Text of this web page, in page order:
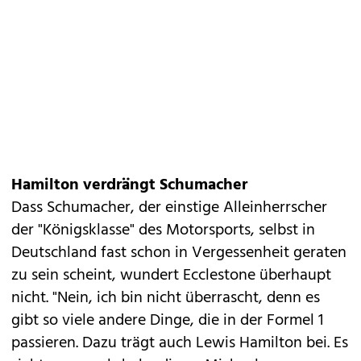
Hamilton verdrängt Schumacher
Dass Schumacher, der einstige Alleinherrscher
der "Königsklasse" des Motorsports, selbst in
Deutschland fast schon in Vergessenheit geraten
zu sein scheint, wundert Ecclestone überhaupt
nicht. "Nein, ich bin nicht überrascht, denn es
gibt so viele andere Dinge, die in der Formel 1
passieren. Dazu trägt auch Lewis Hamilton bei. Es